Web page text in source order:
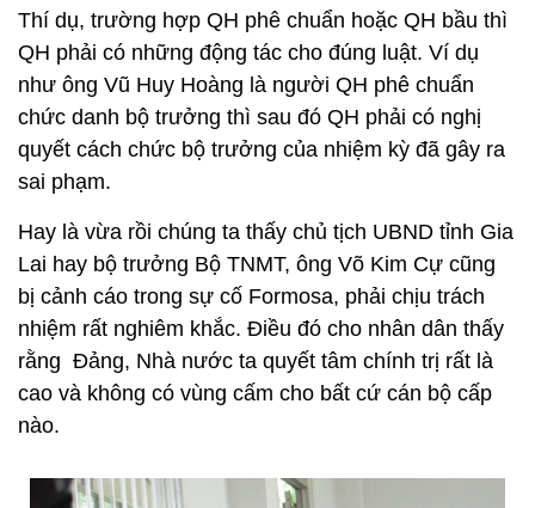
Thí dụ, trường hợp QH phê chuẩn hoặc QH bầu thì
QH phải có những động tác cho đúng luật. Ví dụ
như ông Vũ Huy Hoàng là người QH phê chuẩn
chức danh bộ trưởng thì sau đó QH phải có nghị
quyết cách chức bộ trưởng của nhiệm kỳ đã gây ra
sai phạm.
Hay là vừa rồi chúng ta thấy chủ tịch UBND tỉnh Gia
Lai hay bộ trưởng Bộ TNMT, ông Võ Kim Cự cũng
bị cảnh cáo trong sự cố Formosa, phải chịu trách
nhiệm rất nghiêm khắc. Điều đó cho nhân dân thấy
rằng Đảng, Nhà nước ta quyết tâm chính trị rất là
cao và không có vùng cấm cho bất cứ cán bộ cấp
nào.